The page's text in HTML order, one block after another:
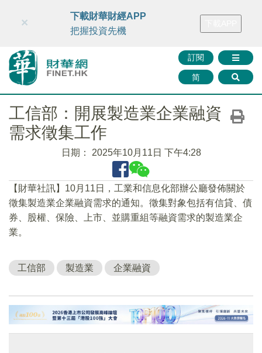
財華智庫網 FINTV FINMETA 財華證券 媒體矩陣
訂閱
简
×
下載財華財經APP
把握投資先機
工信部：開展製造業企業融資
需求徵集工作
日期： 2025年10月11日 下午4:28
【財華社訊】10月11日，工業和信息化部辦公廳發佈關於
徵集製造業企業融資需求的通知。徵集對象包括有信貸、債
券、股權、保險、上市、並購重組等融資需求的製造業企
業。
工信部 製造業 企業融資